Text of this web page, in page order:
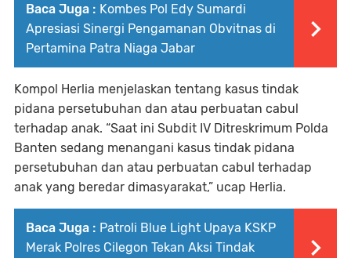
Baca Juga : Kombes Pol Edy Sumardi
Apresiasi Sinergi Pengamanan Obvitnas di
Pertamina Patra Niaga Jabar
Kompol Herlia menjelaskan tentang kasus tindak
pidana persetubuhan dan atau perbuatan cabul
terhadap anak. “Saat ini Subdit IV Ditreskrimum Polda
Banten sedang menangani kasus tindak pidana
persetubuhan dan atau perbuatan cabul terhadap
anak yang beredar dimasyarakat,” ucap Herlia.
Baca Juga : Patroli Blue Light Upaya KSKP
Merak Polres Cilegon Tekan Aksi Tindak